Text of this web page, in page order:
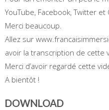
YouTube, Facebook, Twitter et
Merci beaucoup.
Allez sur
avoir la transcription de cette
Merci d’avoir regardé cette
A bientôt !
DOWNLOAD